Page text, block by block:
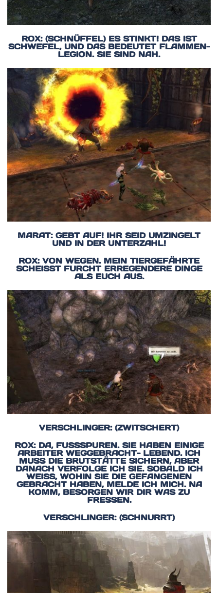
ROX: (SCHNÜFFEL) ES STINKT! DAS IST
SCHWEFEL, UND DAS BEDEUTET FLAMMEN-
LEGION. SIE SIND NAH.
MARAT: GEBT AUF! IHR SEID UMZINGELT
UND IN DER UNTERZAHL!
ROX: VON WEGEN. MEIN TIERGEFÄHRTE
SCHEISST FURCHT ERREGENDERE DINGE A
LS EUCH AUS.
VERSCHLINGER: (ZWITSCHERT)
ROX: DA, FUSSSPUREN. SIE HABEN EINIGE A
RBEITER WEGGEBRACHT- LEBEND. ICH M
USS DIE BRUTSTÄTTE SICHERN, ABER D
ANACH VERFOLGE ICH SIE. SOBALD ICH W
EISS, WOHIN SIE DIE GEFANGENEN GE
BRACHT HABEN, MELDE ICH MICH. NA KO
MM, BESORGEN WIR DIR WAS ZU FR
ESSEN.
VERSCHLINGER: (SCHNURRT)